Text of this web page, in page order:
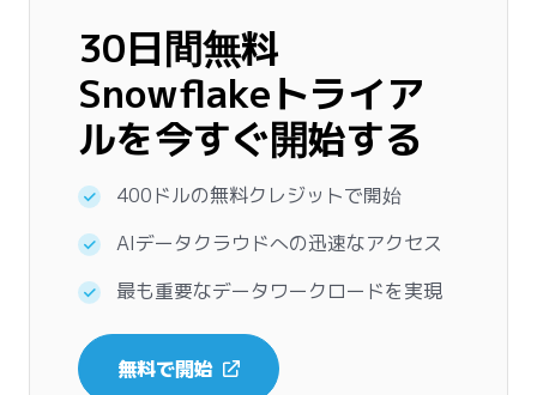
30日間無料
Snowflakeトライア
ルを今すぐ開始する
400ドルの無料クレジットで開始
AIデータクラウドへの迅速なアクセス
最も重要なデータワークロードを実現
無料で開始